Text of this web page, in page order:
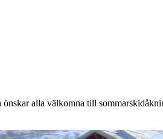
alla välkomna till